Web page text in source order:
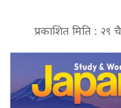
प्रकाशित मिति :